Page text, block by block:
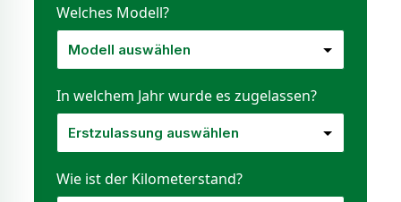
Welches Modell?
In welchem Jahr wurde es zugelassen?
Wie ist der Kilometerstand?